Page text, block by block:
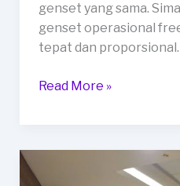
genset yang sama.
genset operasional
tepat dan proporsional.
Memilih
Read More »